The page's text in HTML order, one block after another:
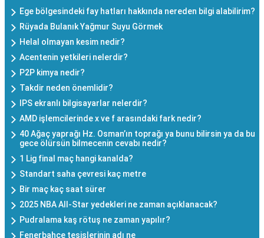
Ege bölgesindeki fay hatları hakkında nereden bilgi alabilirim?
Rüyada Bulanık Yağmur Suyu Görmek
Helal olmayan kesim nedir?
Acentenin yetkileri nelerdir?
P2P kimya nedir?
Takdir neden önemlidir?
IPS ekranlı bilgisayarlar nelerdir?
AMD işlemcilerinde x ve f arasındaki fark nedir?
40 Ağaç yaprağı Hz. Osman’ın toprağı ya bunu bilirsin ya da bu
gece ölürsün bilmecenin cevabı nedir?
1 Lig final maç hangi kanalda?
Standart saha çevresi kaç metre
Bir maç kaç saat sürer
2025 NBA All-Star yedekleri ne zaman açıklanacak?
Pudralama kaş rötuş ne zaman yapılır?
Fenerbahçe tesislerinin adı ne